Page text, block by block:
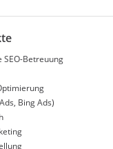
von 10
20 Mitarbeiter
Euro (Monatsbudget)
SEO-Betreuung
Bing Ads)